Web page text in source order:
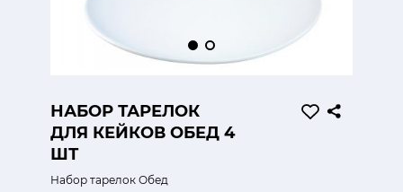
НАБОР ТАРЕЛОК
ДЛЯ КЕЙКОВ ОБЕД 4
ШТ
Набор тарелок Обед